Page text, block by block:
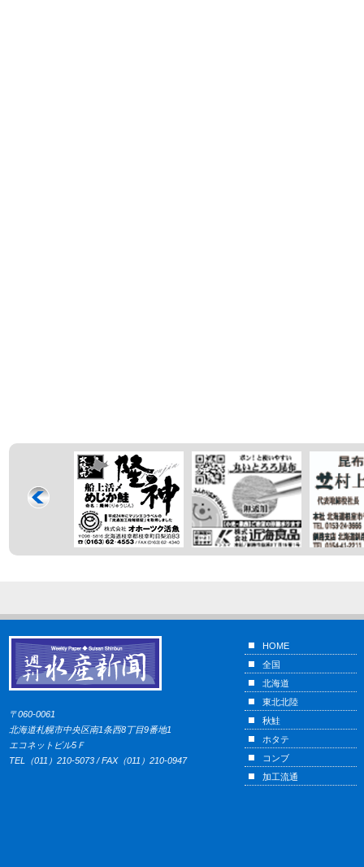
〒060-0061
北海道札幌市中央区南1条西8丁目9番地1
エコネットビル5Ｆ
TEL（011）210-5073 / FAX（011）210-0947
HOME
全国
北海道
東北北陸
秋鮭
ホタテ
コンブ
加工流通